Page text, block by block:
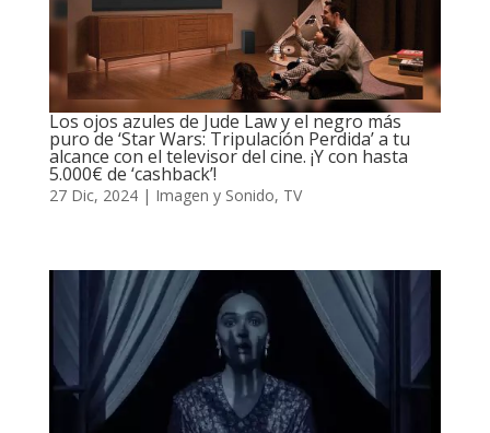
Los ojos azules de Jude Law y el negro más
puro de ‘Star Wars: Tripulación Perdida’ a tu
alcance con el televisor del cine. ¡Y con hasta
5.000€ de ‘cashback’!
27 Dic, 2024| Imagen y Sonido, TV